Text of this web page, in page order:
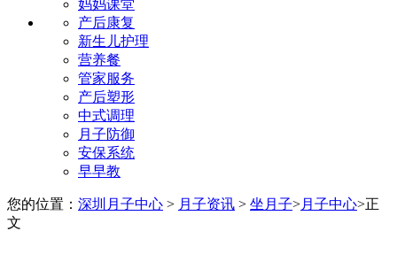
妈妈课堂
产后康复
新生儿护理
营养餐
管家服务
产后塑形
中式调理
月子防御
安保系统
早早教
您的位置： 深圳月子中心 > 月子资讯 > 坐月子>月子中心>正
文